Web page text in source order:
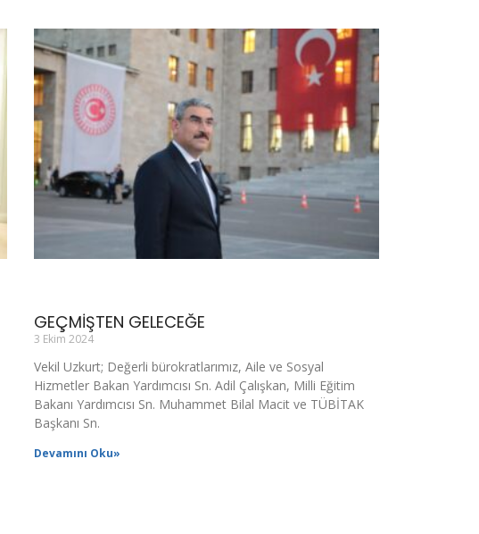
GEÇMİŞTEN GELECEĞE
3 Ekim 2024
Vekil Uzkurt; Değerli bürokratlarımız, Aile ve Sosyal
Hizmetler Bakan Yardımcısı Sn. Adil Çalışkan, Milli Eğitim
Bakanı Yardımcısı Sn. Muhammet Bilal Macit ve TÜBİTAK
Başkanı Sn.
Devamını Oku»